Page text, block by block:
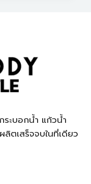
ระบอกน้ำ แก้วน้ำ
ตเสร็จจบในที่เดียว